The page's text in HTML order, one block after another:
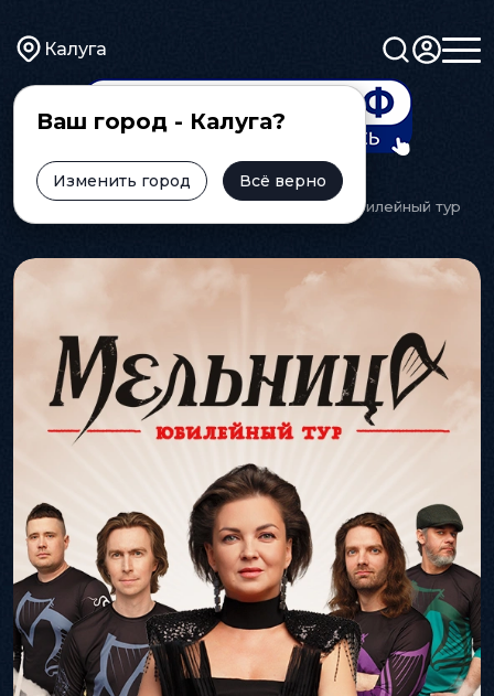
Калуга
Ваш город - Калуга?
Изменить город Всё верно
Главная Афиша Шоу "Мельница". Юбилейный тур